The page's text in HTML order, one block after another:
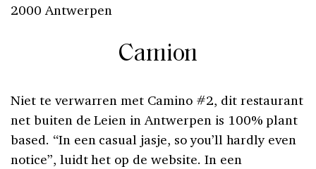
2000 Antwerpen
Camion
Niet te verwarren met Camino #2, dit restaurant
net buiten de Leien in Antwerpen is 100% plant
based. “In een casual jasje, so you’ll hardly even
notice”, luidt het op de website. In een